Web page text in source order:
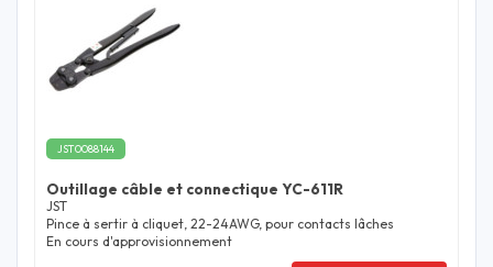
JST0088144
Outillage câble et connectique YC-611R
JST
Pince à sertir à cliquet, 22-24AWG, pour contacts lâches
En cours d'approvisionnement